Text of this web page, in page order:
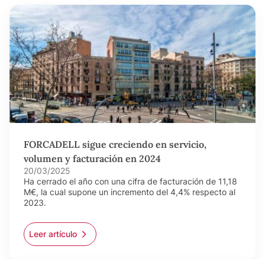
FORCADELL sigue creciendo en servicio,
volumen y facturación en 2024
20/03/2025
Ha cerrado el año con una cifra de facturación de 11,18
M€, la cual supone un incremento del 4,4% respecto al
2023.
Leer artículo